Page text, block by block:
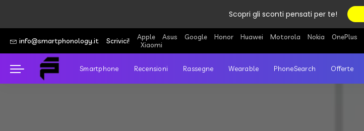
Scopri gli sconti pensati per te!
info@smartphonology.it Scrivici! Apple Asus Google Honor Huawei Motorola Nokia OnePlus
Xiaomi
Smartphone Recensioni Rassegne Wearable PhoneSearch Offerte